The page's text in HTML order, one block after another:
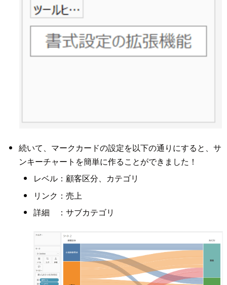
続いて、マークカードの設定を以下の通りにすると、サ
ンキーチャートを簡単に作ることができました！
レベル：顧客区分、カテゴリ
リンク：売上
詳細 ：サブカテゴリ